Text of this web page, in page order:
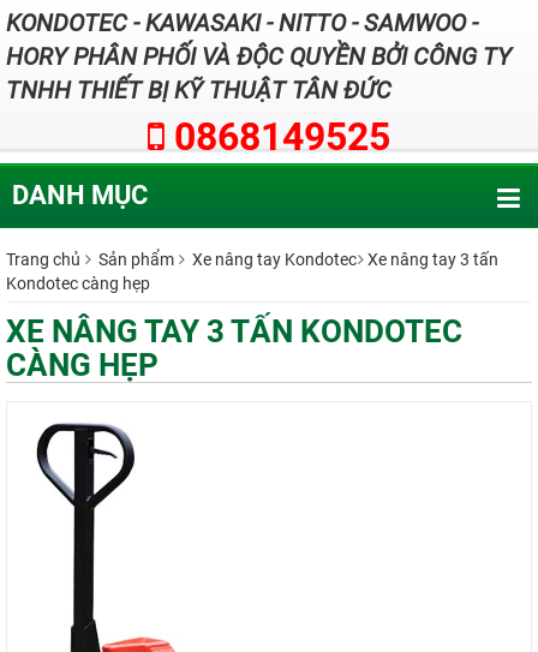
KONDOTEC - KAWASAKI - NITTO - SAMWOO -
HORY PHÂN PHỐI VÀ ĐỘC QUYỀN BỞI CÔNG TY
TNHH THIẾT BỊ KỸ THUẬT TÂN ĐỨC
0868149525
DANH MỤC
Trang chủ Sản phẩm Xe nâng tay Kondotec Xe nâng tay 3 tấn
Kondotec càng hẹp
XE NÂNG TAY 3 TẤN KONDOTEC
CÀNG HẸP